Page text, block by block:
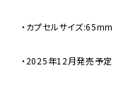
・カプセルサイズ:65mm
・2025年12月発売予定